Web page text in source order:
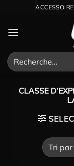
contenu
Recherche
pour :
CLASSE